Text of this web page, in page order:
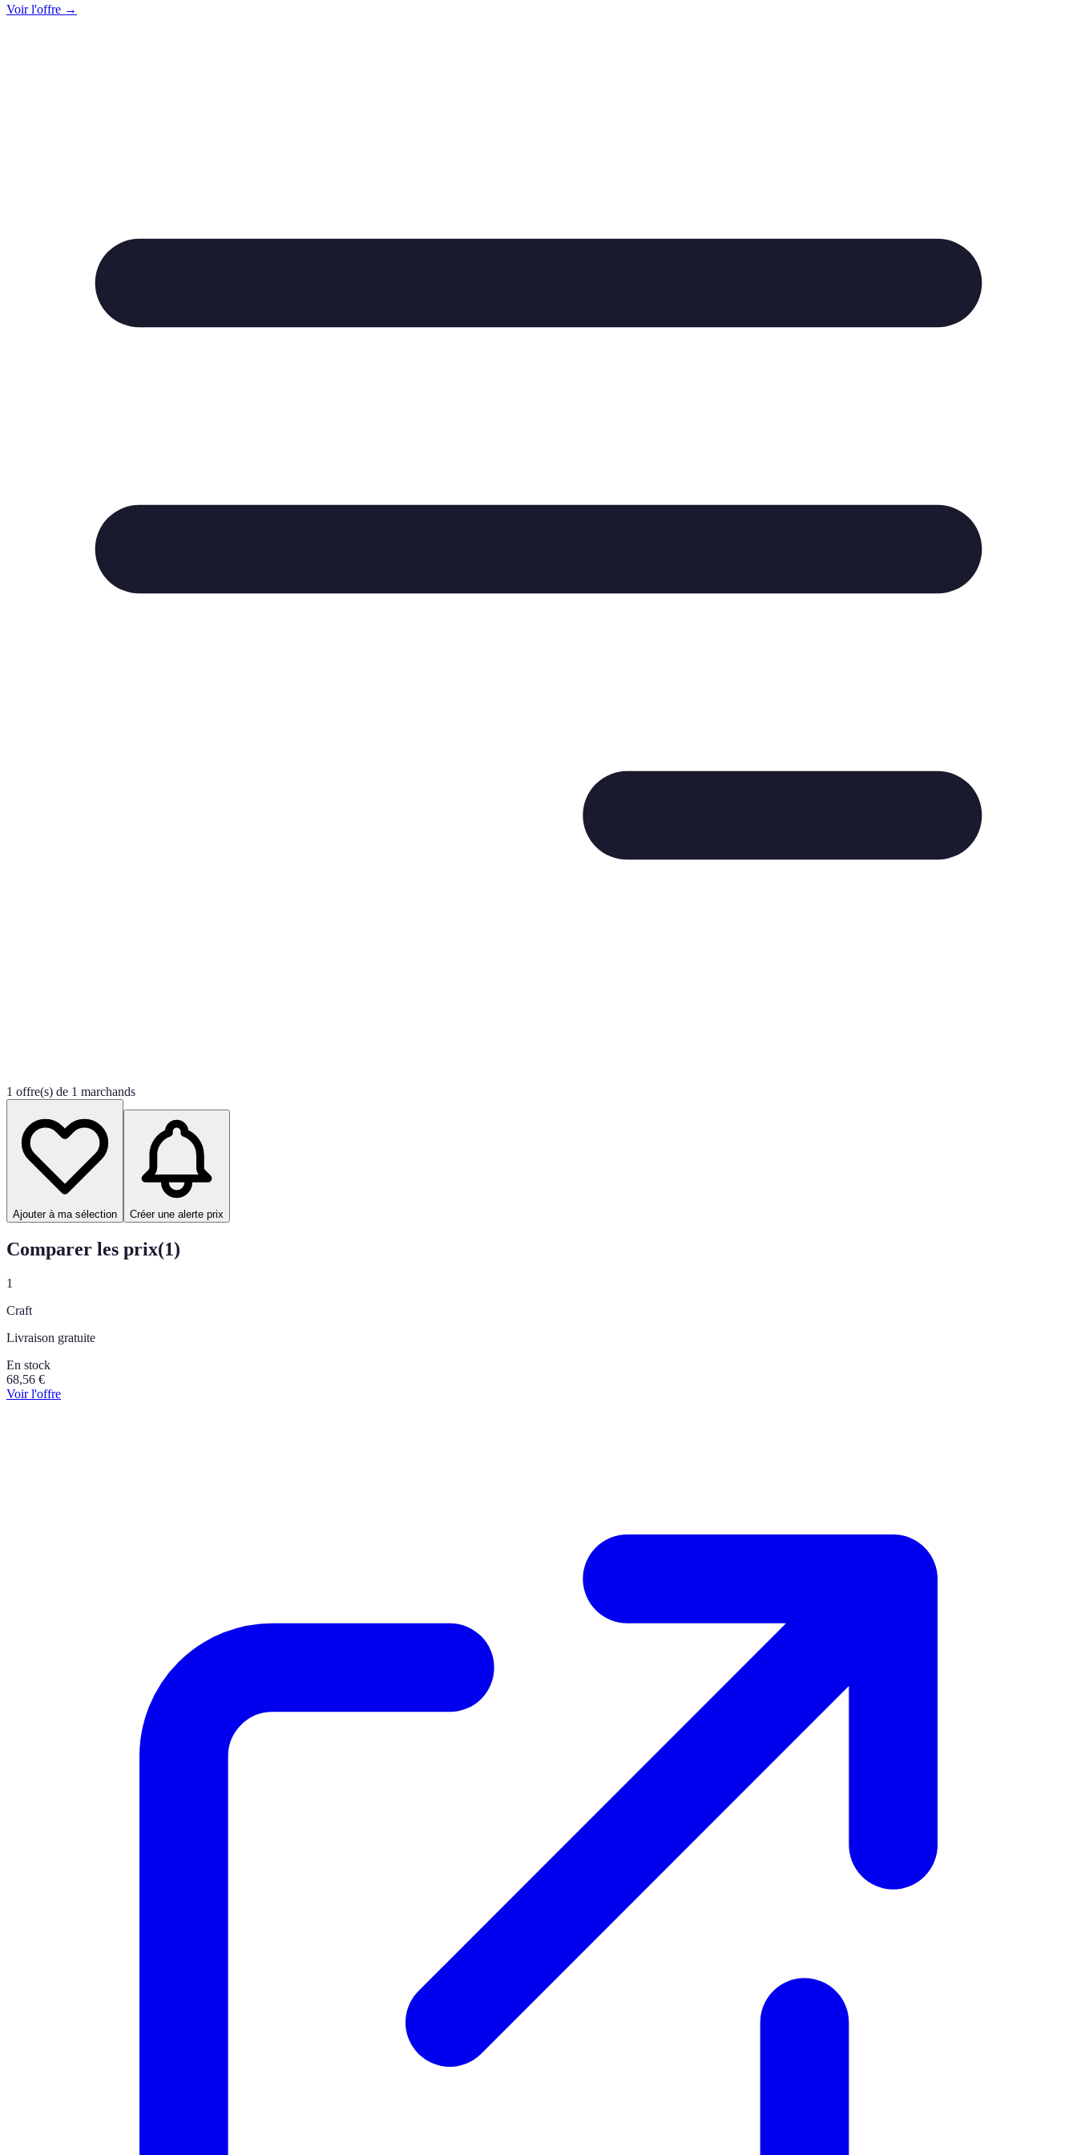
Voir l'offre →
1 offre(s) de 1 marchands
Ajouter à ma sélection Créer une alerte prix
Comparer les prix(1)
1
Craft
Livraison gratuite
En stock
68,56 €
Voir l'offre